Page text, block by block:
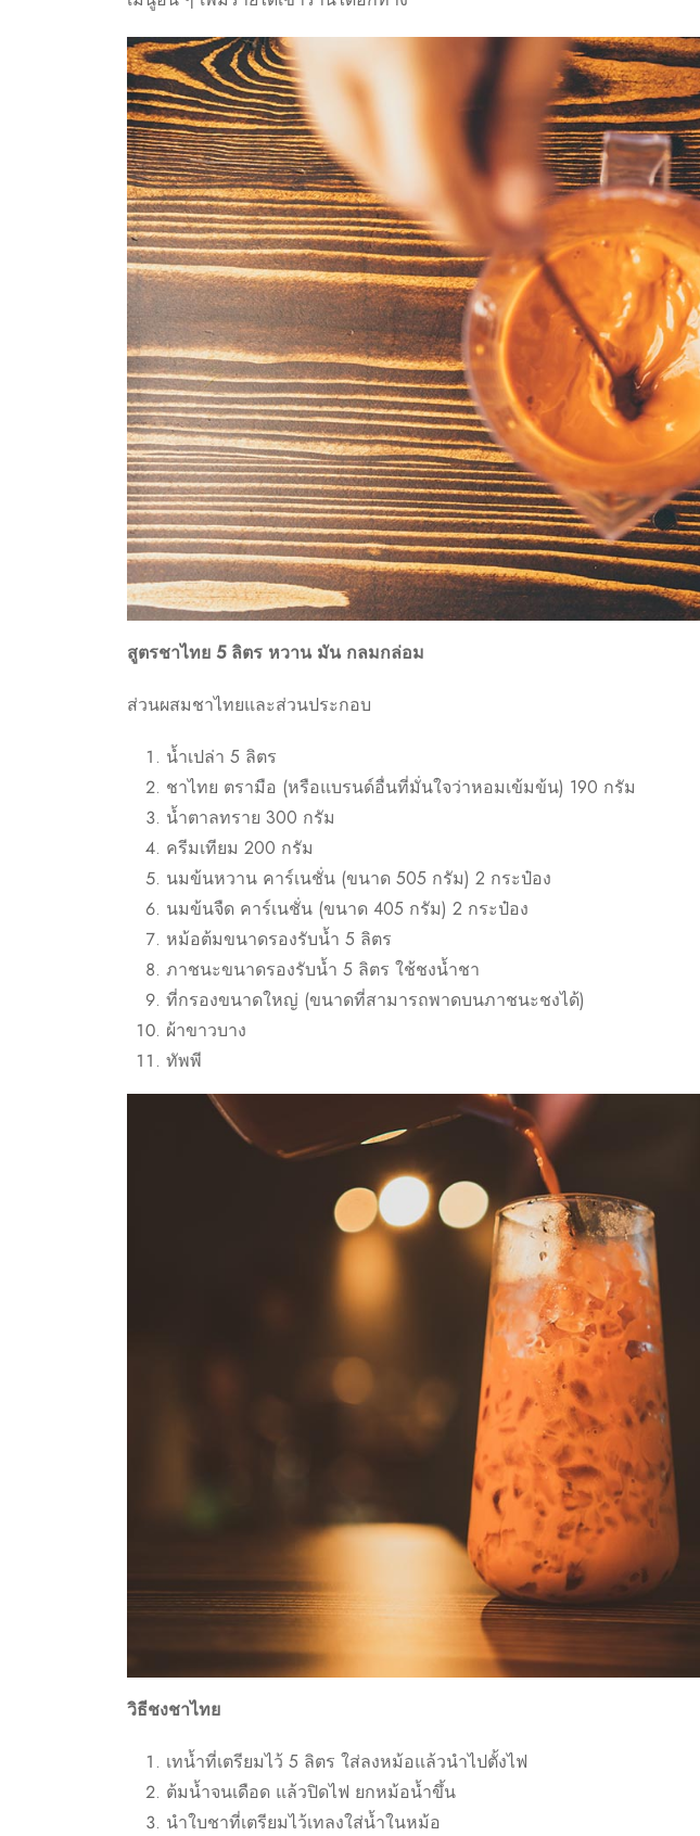
สูตรชาไทย 5 ลิตร หวาน มัน กลมกล่อม
ส่วนผสมชาไทยและส่วนประกอบ
น้ำเปล่า 5 ลิตร
ชาไทย ตรามือ (หรือแบรนด์อื่นที่มั่นใจว่าหอมเข้มข้น) 190 กรัม
น้ำตาลทราย 300 กรัม
ครีมเทียม 200 กรัม
นมข้นหวาน คาร์เนชั่น (ขนาด 505 กรัม) 2 กระป๋อง
นมข้นจืด คาร์เนชั่น (ขนาด 405 กรัม) 2 กระป๋อง
หม้อต้มขนาดรองรับน้ำ 5 ลิตร
ภาชนะขนาดรองรับน้ำ 5 ลิตร ใช้ชงน้ำชา
ที่กรองขนาดใหญ่ (ขนาดที่สามารถพาดบนภาชนะชงได้)
ผ้าขาวบาง
ทัพพี
วิธีชงชาไทย
เทน้ำที่เตรียมไว้ 5 ลิตร ใส่ลงหม้อแล้วนำไปตั้งไฟ
ต้มน้ำจนเดือด แล้วปิดไฟ ยกหม้อน้ำขึ้น
นำใบชาที่เตรียมไว้เทลงใส่น้ำในหม้อ